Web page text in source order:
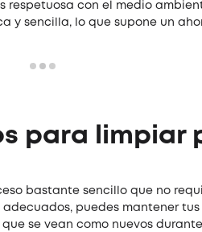
respetuosa con el medio
y sencilla, lo que supone un
para limpiar
bastante sencillo que no
puedes mantener
se vean como nuevos